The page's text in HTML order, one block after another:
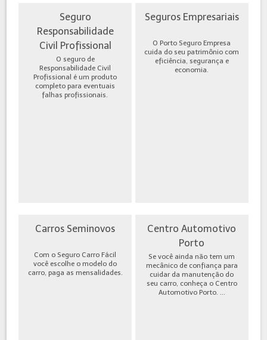
Seguro
Responsabilidade
Civil Profissional
O seguro de
Responsabilidade Civil
Profissional é um produto
completo para eventuais
falhas profissionais.
Seguros Empresariais
O Porto Seguro Empresa
cuida do seu patrimônio com
eficiência, segurança e
economia.
Carros Seminovos
Com o Seguro Carro Fácil
você escolhe o modelo do
carro, paga as mensalidades.
Centro Automotivo
Porto
Se você ainda não tem um
mecânico de confiança para
cuidar da manutenção do
seu carro, conheça o Centro
Automotivo Porto. ...